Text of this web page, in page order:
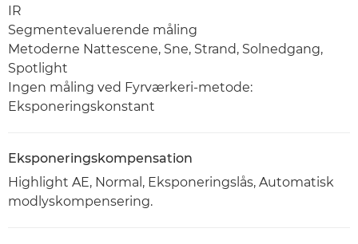
IR
Segmentevaluerende måling
Metoderne Nattescene, Sne, Strand, Solnedgang,
Spotlight
Ingen måling ved Fyrværkeri-metode:
Eksponeringskonstant
Eksponeringskompensation
Highlight AE, Normal, Eksponeringslås, Automatisk
modlyskompensering.